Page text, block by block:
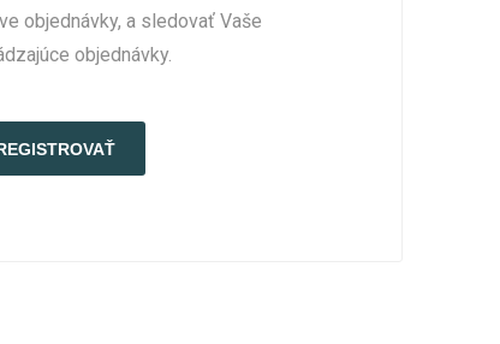
objednávky, a sledovať Vaše
objednávky.